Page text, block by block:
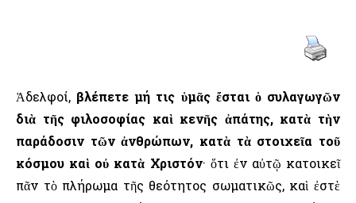
Ἀδελφοί, βλέπετε μή τις ὑμᾶς ἔσται ὁ συλαγωγῶν
διὰ τῆς φιλοσοφίας καὶ κενῆς ἀπάτης, κατὰ τὴν
παράδοσιν τῶν ἀνθρώπων, κατὰ τὰ στοιχεῖα τοῦ
κόσμου καὶ οὐ κατὰ Χριστόν· ὅτι ἐν αὐτῷ κατοικεῖ
πᾶν τὸ πλήρωμα τῆς θεότητος σωματικῶς, καὶ ἐστὲ